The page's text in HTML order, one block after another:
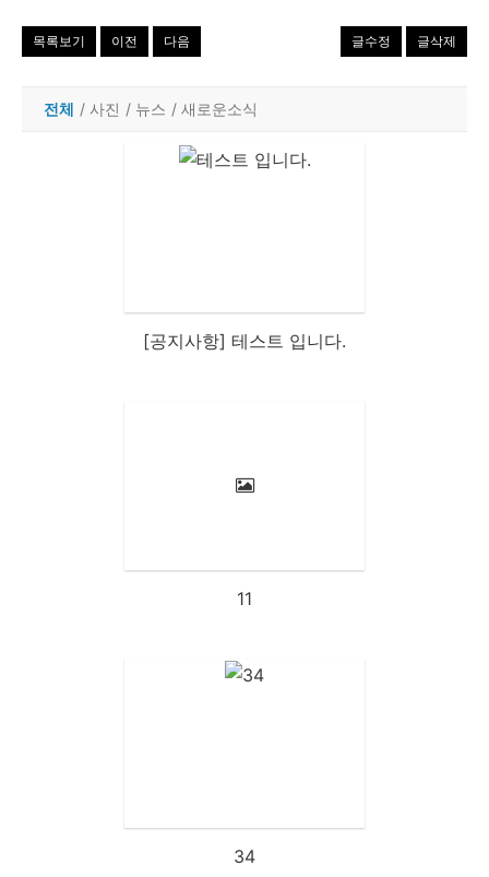
목록보기 이전 다음 글수정 글삭제
전체 / 사진 / 뉴스 / 새로운소식
[공지사항] 테스트 입니다.
11
34